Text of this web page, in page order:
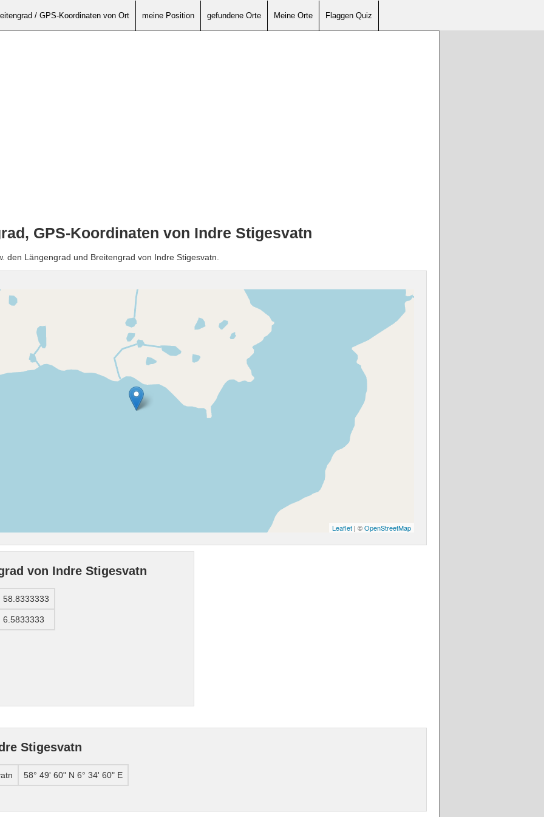
/ GPS-Koordinaten von Ort meine Position gefundene Orte Meine Orte Flaggen Quiz
GPS-Koordinaten von Indre Stigesvatn
den Längengrad und Breitengrad von Indre Stigesvatn.
Leaflet | ©OpenStreetMap
von Indre Stigesvatn
58.8333333
6.5833333
Stigesvatn
58° 49' 60" N 6° 34' 60" E